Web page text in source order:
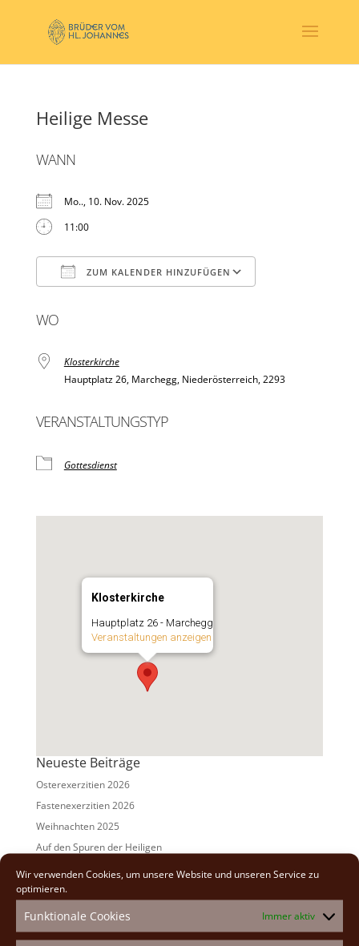
Wir verwenden Cookies, um unsere Website und unseren Service zu
optimieren.
Funktionale Cookies Immer aktiv
Heilige Messe
WANN
Mo.., 10. Nov. 2025
11:00
ZUM KALENDER HINZUFÜGEN
WO
Klosterkirche
Hauptplatz 26, Marchegg, Niederösterreich, 2293
VERANSTALTUNGSTYP
Gottesdienst
Klosterkirche
Hauptplatz 26 - Marchegg
Veranstaltungen anzeigen
Neueste Beiträge
Osterexerzitien 2026
Fastenexerzitien 2026
Weihnachten 2025
Auf den Spuren der Heiligen
Adventexerzitien 2025
2026(2)